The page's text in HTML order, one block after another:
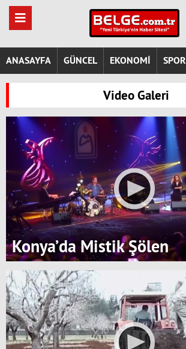
ANASAYFA GÜNCEL EKONOMİ SPOR
Video Galeri
Konya’da Mistik Şölen